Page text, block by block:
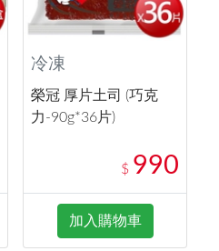
冷凍
榮冠 厚片土司 (巧克
力-90g*36片)
$ 990
加入購物車